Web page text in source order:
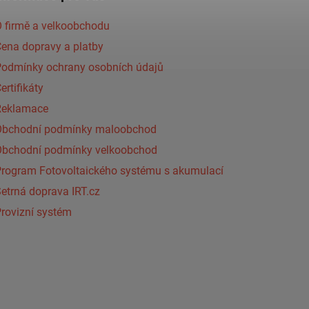
firmě a velkoobchodu
dopravy a platby
ochrany osobních údajů
podmínky maloobchod
podmínky velkoobchod
Fotovoltaického systému s akumulací
doprava IRT.cz
systém